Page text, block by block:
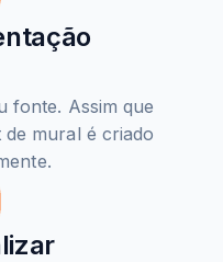
fonte. Assim que
mural é criado